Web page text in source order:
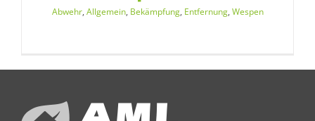
Abwehr, Allgemein, Bekämpfung, Entfernung, Wespen